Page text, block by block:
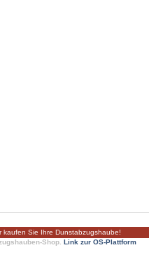
Sie Ihre Dunstabzugshaube!
Shop. Link zur OS-Plattform